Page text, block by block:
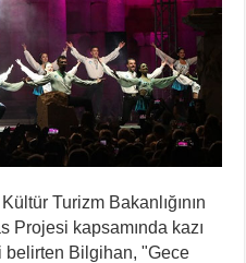
Turizm Bakanlığının
Projesi kapsamında kazı
belirten Bilgihan, "Gece